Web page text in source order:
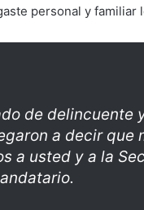
personal y familiar
de delincuente
a decir que
a usted y a la